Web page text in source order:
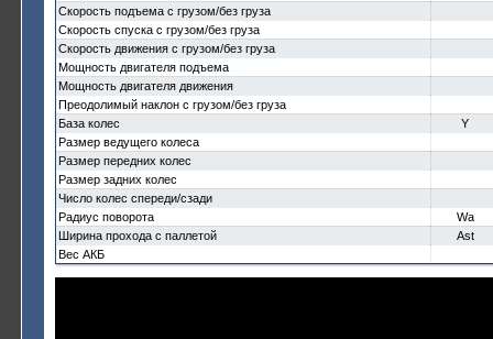
Скорость подъема с грузом/без груза
Скорость спуска с грузом/без груза
Скорость движения с грузом/без груза
Мощность двигателя подъема
Мощность двигателя движения
Преодолимый наклон с грузом/без груза
База колес
Y
Размер ведущего колеса
Размер передних колес
Размер задних колес
Число колес спереди/сзади
Радиус поворота
Wa
Ширина прохода с паллетой
Ast
Вес АКБ